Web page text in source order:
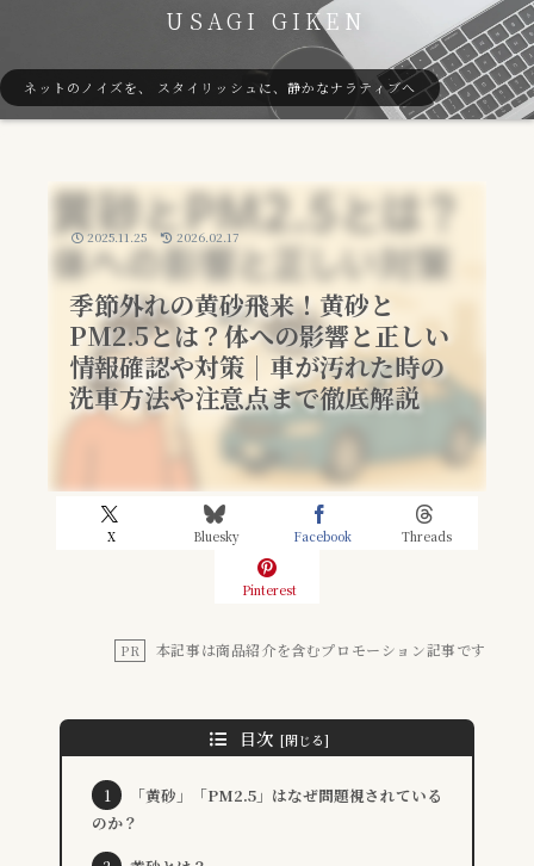
USAGI GIKEN
ネットのノイズを、 スタイリッシュに、静かなナラティブへ
季節外れの黄砂飛来！黄砂と
PM2.5とは？体への影響と正しい
情報確認や対策｜車が汚れた時の
洗車方法や注意点まで徹底解説
X Bluesky Facebook Threads
Pinterest
2025.11.25 2026.02.17
PR 本記事は商品紹介を含むプロモーション記事です
目次
「黄砂」「PM2.5」はなぜ問題視されている
のか？